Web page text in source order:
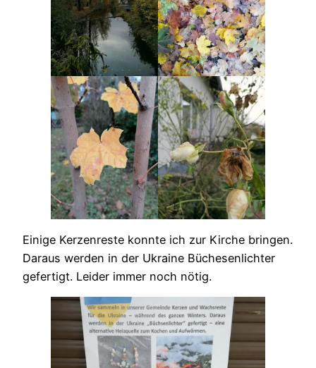
Einige Kerzenreste konnte ich zur Kirche bringen.
Daraus werden in der Ukraine Büchesenlichter
gefertigt. Leider immer noch nötig.